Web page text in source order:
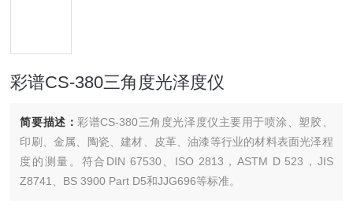
彩谱CS-380三角度光泽度仪
简要描述： 彩谱CS-380三角度光泽度仪主要用于喷涂、塑胶、
印刷、金属、陶瓷、建材、皮革、油漆等行业的材料表面光泽程
度的测量。符合DIN 67530、ISO 2813，ASTM D 523，JIS
Z8741、BS 3900 Part D5和JJG696等标准。